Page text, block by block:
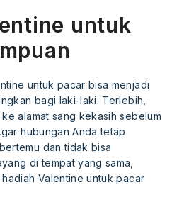
untuk
untuk pacar bisa menjadi
bagi laki-laki. Terlebih,
alamat sang kekasih sebelum
hubungan Anda tetap
dan tidak bisa
di tempat yang sama,
Valentine untuk pacar